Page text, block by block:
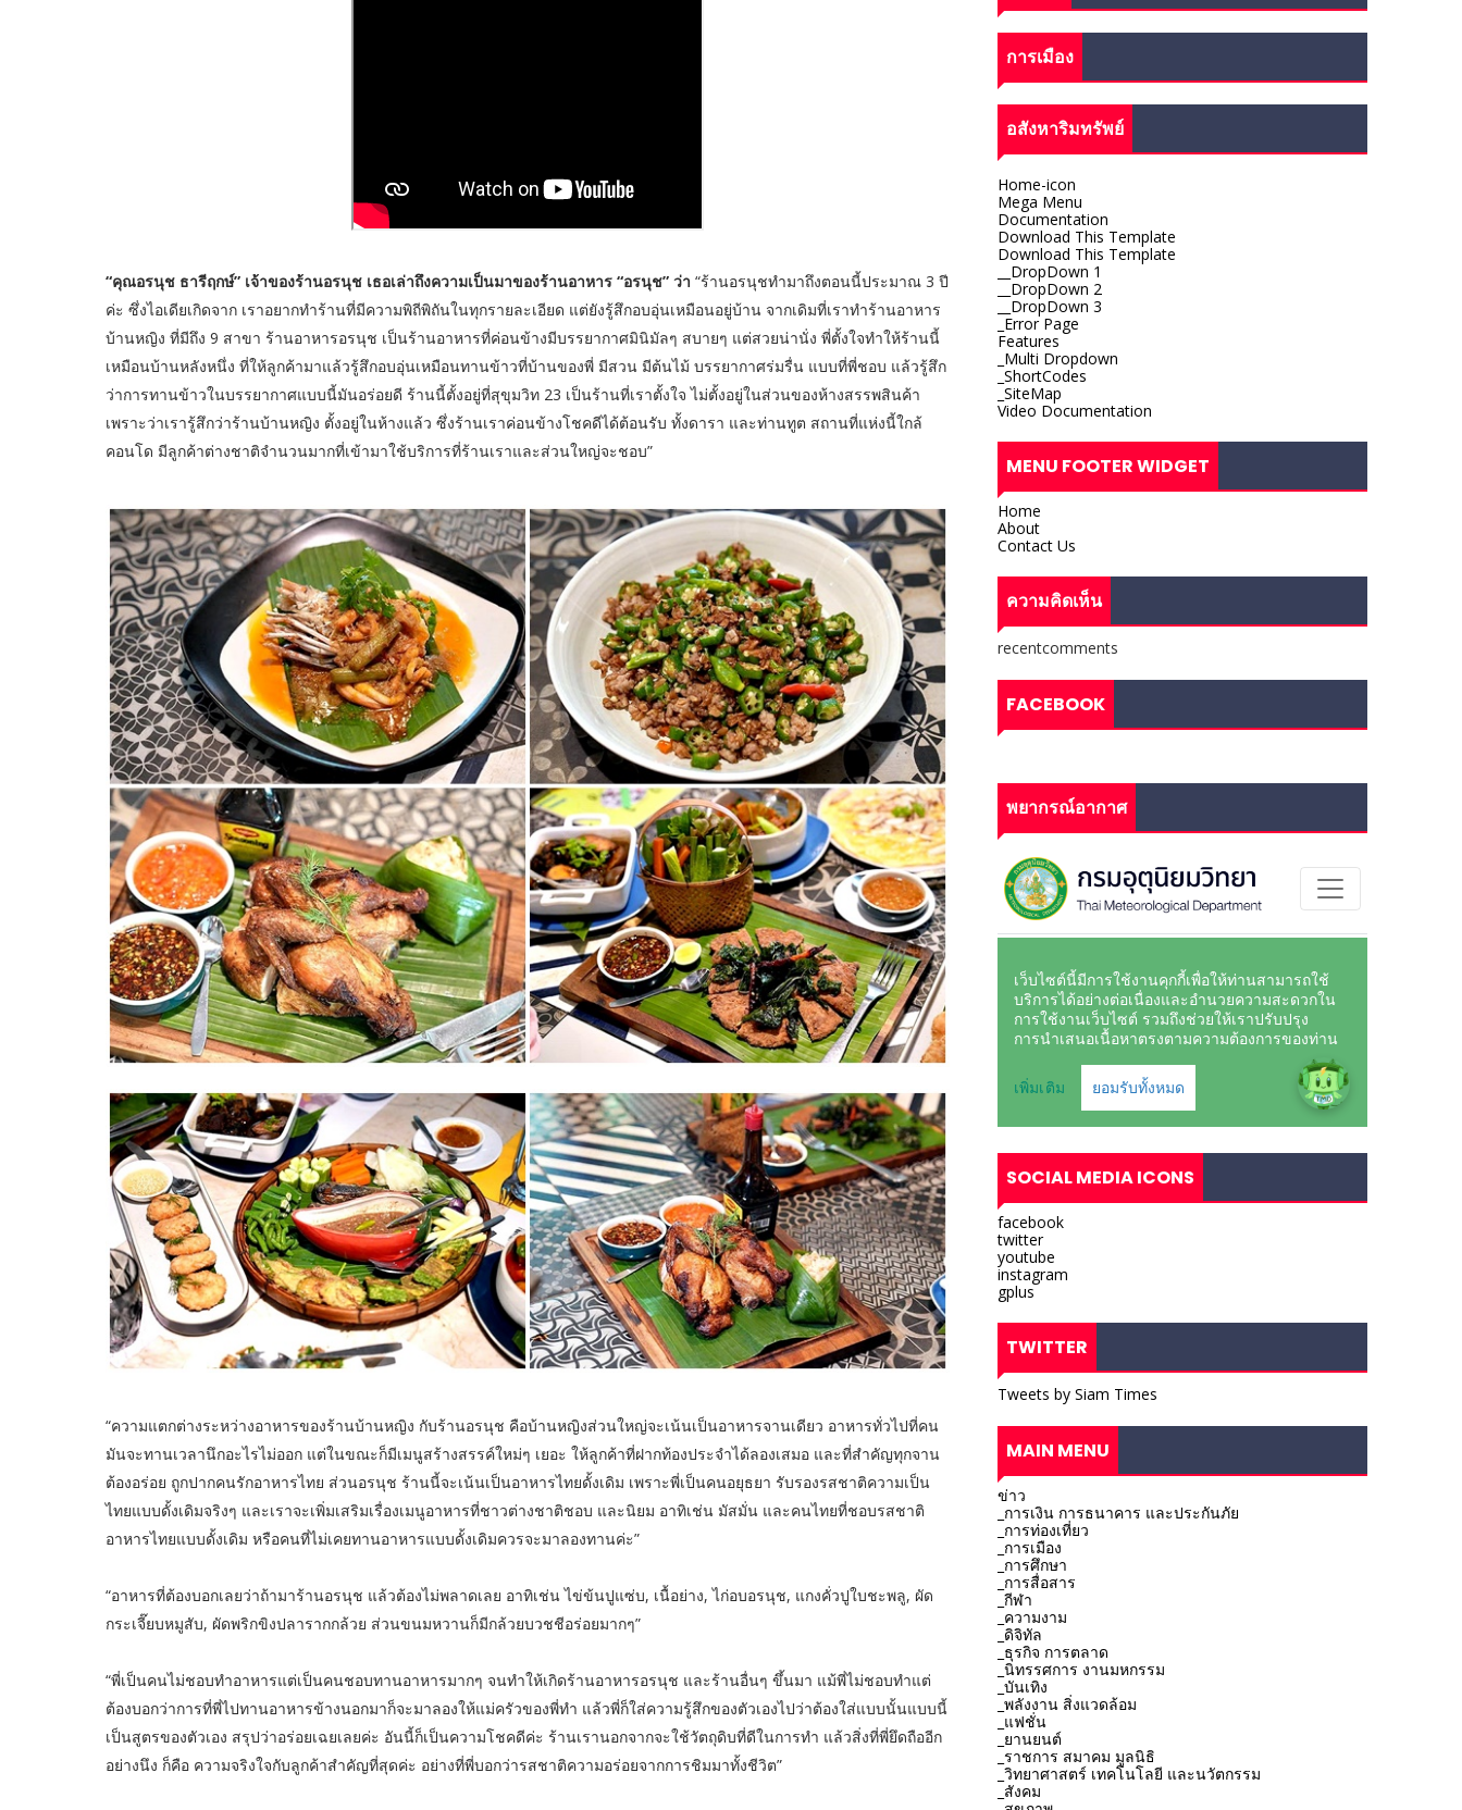
“คุณอรนุช ธารีฤกษ์” เจ้าของร้านอรนุช เธอเล่าถึงความเป็นมาของร้านอาหาร “อรนุช” ว่า “ร้านอรนุชทำมาถึงตอนนี้ประมาณ 3 ปี
ค่ะ ซึ่งไอเดียเกิดจาก เราอยากทำร้านที่มีความพิถีพิถันในทุกรายละเอียด แต่ยังรู้สึกอบอุ่นเหมือนอยู่บ้าน จากเดิมที่เราทำร้านอาหาร
บ้านหญิง ที่มีถึง 9 สาขา ร้านอาหารอรนุช เป็นร้านอาหารที่ค่อนข้างมีบรรยากาศมินิมัลๆ สบายๆ แต่สวยน่านั่ง พี่ตั้งใจทำให้ร้านนี้
เหมือนบ้านหลังหนึ่ง ที่ให้ลูกค้ามาแล้วรู้สึกอบอุ่นเหมือนทานข้าวที่บ้านของพี่ มีสวน มีต้นไม้ บรรยากาศร่มรื่น แบบที่พี่ชอบ แล้วรู้สึก
ว่าการทานข้าวในบรรยากาศแบบนี้มันอร่อยดี ร้านนี้ตั้งอยู่ที่สุขุมวิท 23 เป็นร้านที่เราตั้งใจ ไม่ตั้งอยู่ในส่วนของห้างสรรพสินค้า
เพราะว่าเรารู้สึกว่าร้านบ้านหญิง ตั้งอยู่ในห้างแล้ว ซึ่งร้านเราค่อนข้างโชคดีได้ต้อนรับ ทั้งดารา และท่านทูต สถานที่แห่งนี้ใกล้
คอนโด มีลูกค้าต่างชาติจำนวนมากที่เข้ามาใช้บริการที่ร้านเราและส่วนใหญ่จะชอบ”
“ความแตกต่างระหว่างอาหารของร้านบ้านหญิง กับร้านอรนุช คือบ้านหญิงส่วนใหญ่จะเน้นเป็นอาหารจานเดียว อาหารทั่วไปที่คน
มันจะทานเวลานึกอะไรไม่ออก แต่ในขณะก็มีเมนูสร้างสรรค์ใหม่ๆ เยอะ ให้ลูกค้าที่ฝากท้องประจำได้ลองเสมอ และที่สำคัญทุกจาน
ต้องอร่อย ถูกปากคนรักอาหารไทย ส่วนอรนุช ร้านนี้จะเน้นเป็นอาหารไทยดั้งเดิม เพราะพี่เป็นคนอยุธยา รับรองรสชาติความเป็น
ไทยแบบดั้งเดิมจริงๆ และเราจะเพิ่มเสริมเรื่องเมนูอาหารที่ชาวต่างชาติชอบ และนิยม อาทิเช่น มัสมั่น และคนไทยที่ชอบรสชาติ
อาหารไทยแบบดั้งเดิม หรือคนที่ไม่เคยทานอาหารแบบดั้งเดิมควรจะมาลองทานค่ะ”
“อาหารที่ต้องบอกเลยว่าถ้ามาร้านอรนุช แล้วต้องไม่พลาดเลย อาทิเช่น ไข่ข้นปูแซ่บ, เนื้อย่าง, ไก่อบอรนุช, แกงคั่วปูใบชะพลู, ผัด
กระเจี๊ยบหมูสับ, ผัดพริกขิงปลารากกล้วย ส่วนขนมหวานก็มีกล้วยบวชชีอร่อยมากๆ”
“พี่เป็นคนไม่ชอบทำอาหารแต่เป็นคนชอบทานอาหารมากๆ จนทำให้เกิดร้านอาหารอรนุช และร้านอื่นๆ ขึ้นมา แม้พี่ไม่ชอบทำแต่
ต้องบอกว่าการที่พี่ไปทานอาหารข้างนอกมาก็จะมาลองให้แม่ครัวของพี่ทำ แล้วพี่ก็ใส่ความรู้สึกของตัวเองไปว่าต้องใส่แบบนั้นแบบนี้
เป็นสูตรของตัวเอง สรุปว่าอร่อยเฉยเลยค่ะ อันนี้ก็เป็นความโชคดีค่ะ ร้านเรานอกจากจะใช้วัตถุดิบที่ดีในการทำ แล้วสิ่งที่พี่ยึดถืออีก
อย่างนึง ก็คือ ความจริงใจกับลูกค้าสำคัญที่สุดค่ะ อย่างที่พี่บอกว่ารสชาติความอร่อยจากการชิมมาทั้งชีวิต”
การเมือง
อสังหาริมทรัพย์
Home-icon
Mega Menu
Documentation
Download This Template
Download This Template
__DropDown 1
__DropDown 2
__DropDown 3
_Error Page
Features
_Multi Dropdown
_ShortCodes
_SiteMap
Video Documentation
MENU FOOTER WIDGET
Home
About
Contact Us
ความคิดเห็น
recentcomments
FACEBOOK
พยากรณ์อากาศ
SOCIAL MEDIA ICONS
facebook
twitter
youtube
instagram
gplus
TWITTER
Tweets by Siam Times
MAIN MENU
ข่าว
_การเงิน การธนาคาร และประกันภัย
_การท่องเที่ยว
_การเมือง
_การศึกษา
_การสื่อสาร
_กีฬา
_ความงาม
_ดิจิทัล
_ธุรกิจ การตลาด
_นิทรรศการ งานมหกรรม
_บันเทิง
_พลังงาน สิ่งแวดล้อม
_แฟชั่น
_ยานยนต์
_ราชการ สมาคม มูลนิธิ
_วิทยาศาสตร์ เทคโนโลยี และนวัตกรรม
_สังคม